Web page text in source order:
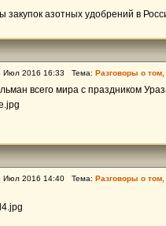
закупок азотных удобрений в
Июл 2016 16:33 Тема: Разговоры о
всего мира с праздником
Июл 2016 14:40 Тема: Разговоры о